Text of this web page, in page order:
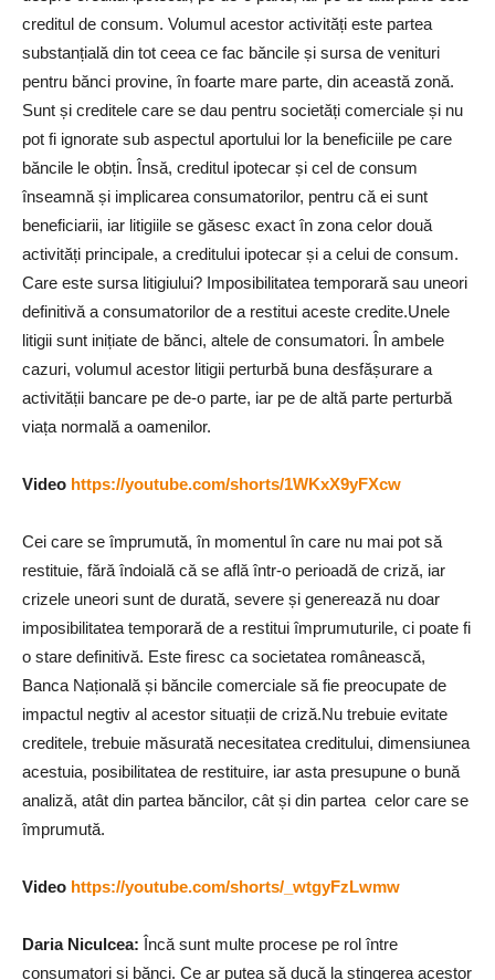
creditul de consum. Volumul acestor activități este partea
substanțială din tot ceea ce fac băncile și sursa de venituri
pentru bănci provine, în foarte mare parte, din această zonă.
Sunt și creditele care se dau pentru societăți comerciale și nu
pot fi ignorate sub aspectul aportului lor la beneficiile pe care
băncile le obțin. Însă, creditul ipotecar și cel de consum
înseamnă și implicarea consumatorilor, pentru că ei sunt
beneficiarii, iar litigiile se găsesc exact în zona celor două
activități principale, a creditului ipotecar și a celui de consum.
Care este sursa litigiului? Imposibilitatea temporară sau uneori
definitivă a consumatorilor de a restitui aceste credite.Unele
litigii sunt inițiate de bănci, altele de consumatori. În ambele
cazuri, volumul acestor litigii perturbă buna desfășurare a
activității bancare pe de-o parte, iar pe de altă parte perturbă
viața normală a oamenilor.
Video https://youtube.com/shorts/1WKxX9yFXcw
Cei care se împrumută, în momentul în care nu mai pot să
restituie, fără îndoială că se află într-o perioadă de criză, iar
crizele uneori sunt de durată, severe și generează nu doar
imposibilitatea temporară de a restitui împrumuturile, ci poate fi
o stare definitivă. Este firesc ca societatea românească,
Banca Națională și băncile comerciale să fie preocupate de
impactul negtiv al acestor situații de criză.Nu trebuie evitate
creditele, trebuie măsurată necesitatea creditului, dimensiunea
acestuia, posibilitatea de restituire, iar asta presupune o bună
analiză, atât din partea băncilor, cât și din partea celor care se
împrumută.
Video https://youtube.com/shorts/_wtgyFzLwmw
Daria Niculcea: Încă sunt multe procese pe rol între
consumatori și bănci. Ce ar putea să ducă la stingerea acestor